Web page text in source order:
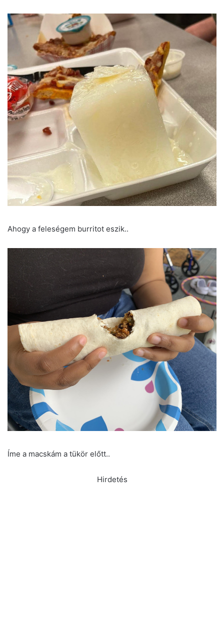
Ahogy a feleségem burritot eszik..
Íme a macskám a tükör előtt..
Hirdetés